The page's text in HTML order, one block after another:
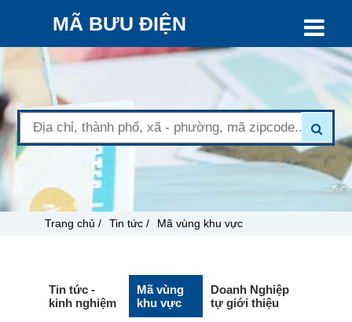
MÃ BƯU ĐIỆN
Trang chủ / Tin tức / Mã vùng khu vực
Tin tức -
kinh nghiệm
Mã vùng
khu vực
Doanh Nghiệp
tự giới thiệu